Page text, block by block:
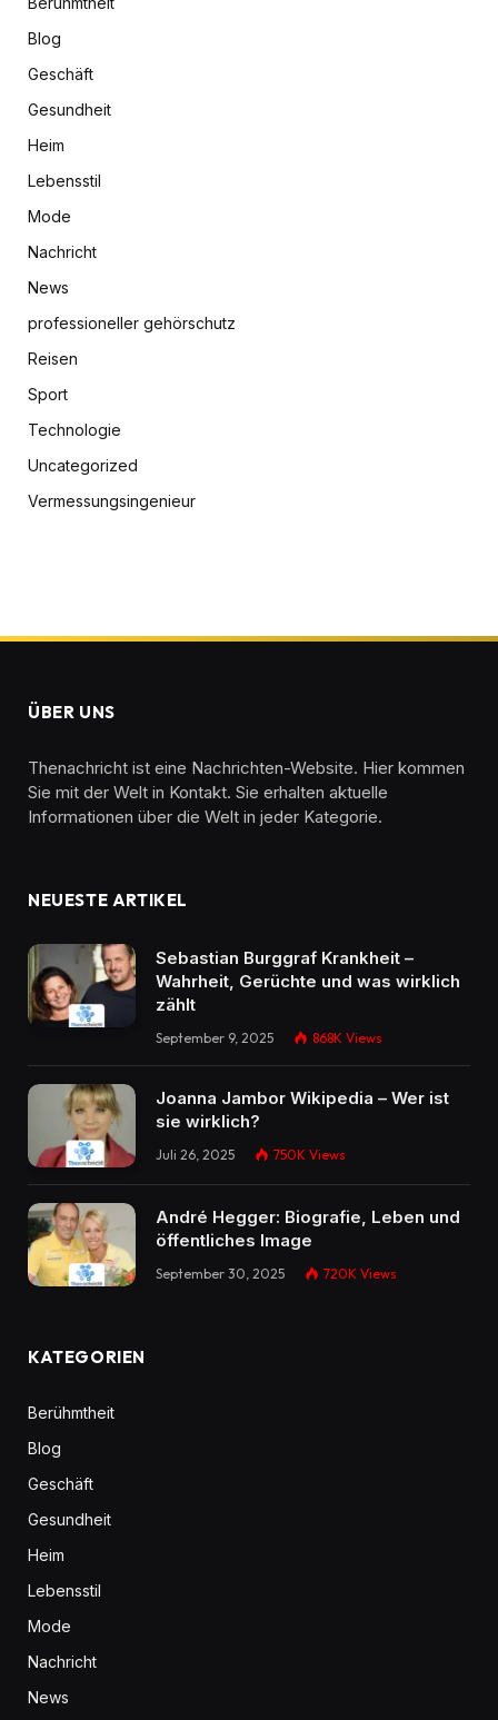
Blog
Geschäft
Gesundheit
Heim
Lebensstil
Mode
Nachricht
News
professioneller gehörschutz
Reisen
Sport
Technologie
Uncategorized
Vermessungsingenieur
ÜBER UNS
Thenachricht ist eine Nachrichten-Website. Hier kommen
Sie mit der Welt in Kontakt. Sie erhalten aktuelle
Informationen über die Welt in jeder Kategorie.
NEUESTE ARTIKEL
Sebastian Burggraf Krankheit –
Wahrheit, Gerüchte und was wirklich
zählt
September 9, 2025 868K Views
Joanna Jambor Wikipedia – Wer ist
sie wirklich?
Juli 26, 2025 750K Views
André Hegger: Biografie, Leben und
öffentliches Image
September 30, 2025 720K Views
KATEGORIEN
Berühmtheit
Blog
Geschäft
Gesundheit
Heim
Lebensstil
Mode
Nachricht
News